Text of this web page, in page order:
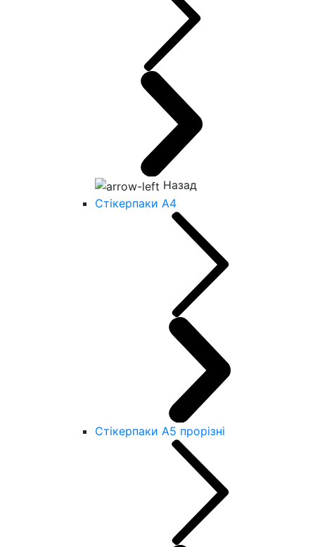
Назад
Стікерпаки А4
Стікерпаки А5 прорізні